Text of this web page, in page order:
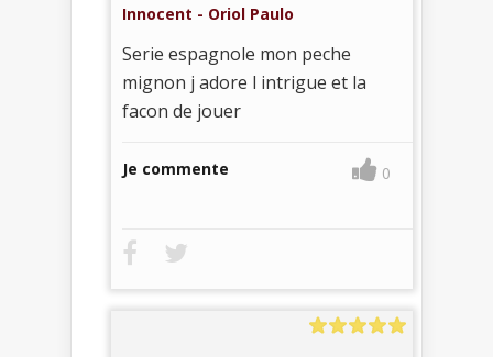
Innocent - Oriol Paulo
Serie espagnole mon peche
mignon j adore l intrigue et la
facon de jouer
Je commente 0